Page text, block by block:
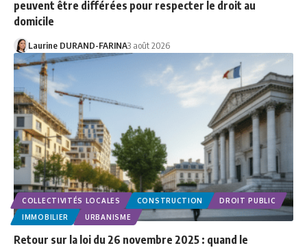
peuvent être différées pour respecter le droit au
domicile
Laurine DURAND-FARINA3 août 2026
COLLECTIVITÉS LOCALES CONSTRUCTION
DROIT PUBLIC
IMMOBILIER
URBANISME
Retour sur la loi du 26 novembre 2025 : quand le